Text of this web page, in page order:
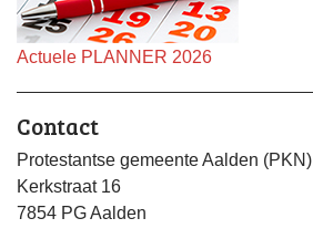
Actuele PLANNER 2026
Contact
Protestantse gemeente Aalden (PKN)
Kerkstraat 16
7854 PG Aalden